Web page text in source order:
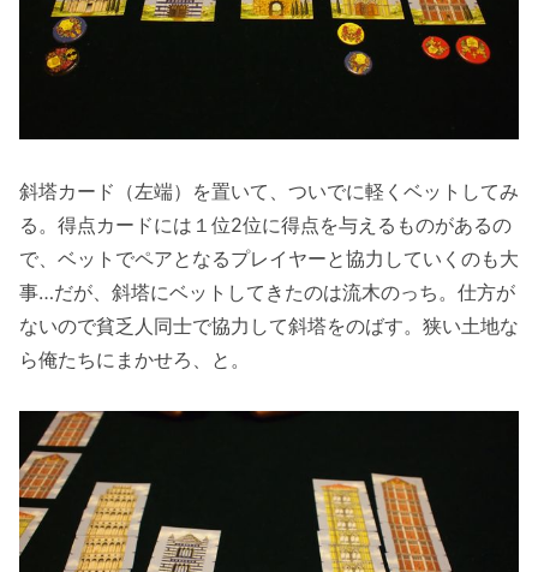
斜塔カード（左端）を置いて、ついでに軽くベットしてみ
る。得点カードには１位2位に得点を与えるものがあるの
で、ベットでペアとなるプレイヤーと協力していくのも大
事…だが、斜塔にベットしてきたのは流木のっち。仕方が
ないので貧乏人同士で協力して斜塔をのばす。狭い土地な
ら俺たちにまかせろ、と。